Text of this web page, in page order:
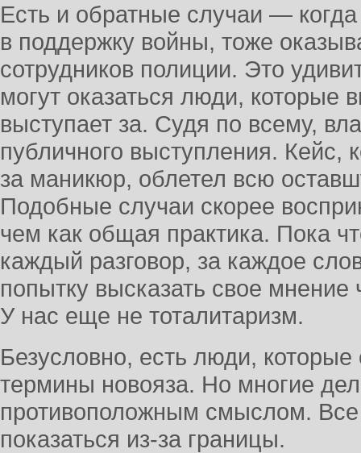
Есть и обратные случаи —
в поддержку войны, тоже
сотрудников полиции. Это
могут оказаться люди, которые
выступает за. Судя по всему,
публичного выступления. Кейс,
за маникюр, облетел всю
Подобные случаи скорее
чем как общая практика. Пока
каждый разговор, за каждое
попытку высказать свое
У нас еще не тоталитаризм.
Безусловно, есть люди, которые
термины новояза. Но многие
противоположным смыслом. Все
показаться из-за границы.